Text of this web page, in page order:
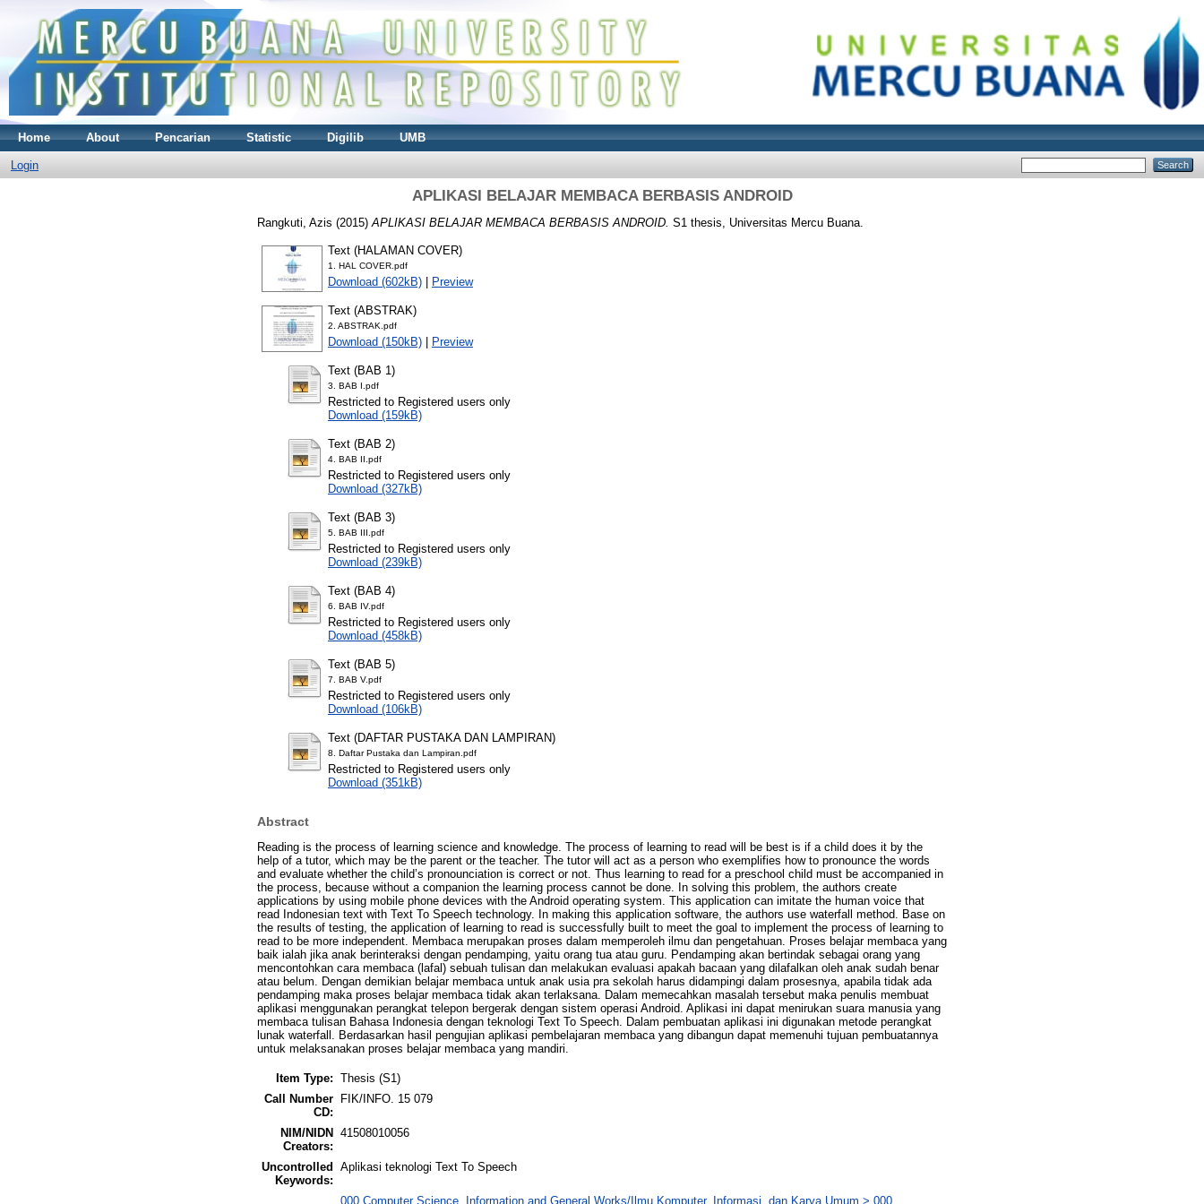
Home About Pencarian Statistic Digilib UMB
Login
APLIKASI BELAJAR MEMBACA BERBASIS ANDROID
Rangkuti, Azis (2015)APLIKASI BELAJAR MEMBACA BERBASIS ANDROID. S1 thesis, Universitas Mercu Buana.
Text (HALAMAN COVER)
1. HAL COVER.pdf
Download (602kB) Preview
Text (ABSTRAK)
2. ABSTRAK.pdf
Download (150kB) Preview
Text (BAB 1)
3. BAB I.pdf
Restricted to Registered users only
Download (159kB)
Text (BAB 2)
4. BAB II.pdf
Restricted to Registered users only
Download (327kB)
Text (BAB 3)
5. BAB III.pdf
Restricted to Registered users only
Download (239kB)
Text (BAB 4)
6. BAB IV.pdf
Restricted to Registered users only
Download (458kB)
Text (BAB 5)
7. BAB V.pdf
Restricted to Registered users only
Download (106kB)
Text (DAFTAR PUSTAKA DAN LAMPIRAN)
8. Daftar Pustaka dan Lampiran.pdf
Restricted to Registered users only
Download (351kB)
Abstract
Reading is the process of learning science and knowledge. The process of learning to read will be best is if a child does it by the
help of a tutor, which may be the parent or the teacher. The tutor will act as a person who exemplifies how to pronounce the words
and evaluate whether the child’s pronounciation is correct or not. Thus learning to read for a preschool child must be accompanied in
the process, because without a companion the learning process cannot be done. In solving this problem, the authors create
applications by using mobile phone devices with the Android operating system. This application can imitate the human voice that
read Indonesian text with Text To Speech technology. In making this application software, the authors use waterfall method. Base on
the results of testing, the application of learning to read is successfully built to meet the goal to implement the process of learning to
read to be more independent. Membaca merupakan proses dalam memperoleh ilmu dan pengetahuan. Proses belajar membaca yang
baik ialah jika anak berinteraksi dengan pendamping, yaitu orang tua atau guru. Pendamping akan bertindak sebagai orang yang
mencontohkan cara membaca (lafal) sebuah tulisan dan melakukan evaluasi apakah bacaan yang dilafalkan oleh anak sudah benar
atau belum. Dengan demikian belajar membaca untuk anak usia pra sekolah harus didampingi dalam prosesnya, apabila tidak ada
pendamping maka proses belajar membaca tidak akan terlaksana. Dalam memecahkan masalah tersebut maka penulis membuat
aplikasi menggunakan perangkat telepon bergerak dengan sistem operasi Android. Aplikasi ini dapat menirukan suara manusia yang
membaca tulisan Bahasa Indonesia dengan teknologi Text To Speech. Dalam pembuatan aplikasi ini digunakan metode perangkat
lunak waterfall. Berdasarkan hasil pengujian aplikasi pembelajaran membaca yang dibangun dapat memenuhi tujuan pembuatannya
untuk melaksanakan proses belajar membaca yang mandiri.
Item Type: Thesis (S1)
Call Number
CD:
FIK/INFO. 15 079
NIM/NIDN
Creators:
41508010056
Uncontrolled
Keywords:
Aplikasi teknologi Text To Speech
000 Computer Science, Information and General Works/Ilmu Komputer, Informasi, dan Karya Umum > 000.